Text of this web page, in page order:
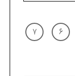
۶ ۷